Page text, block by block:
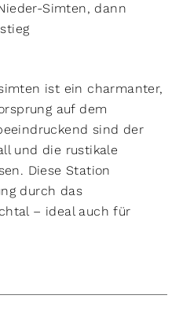
Simten, dann
ist ein charmanter,
auf dem
sind der
und die rustikale
Diese Station
durch das
– ideal auch für